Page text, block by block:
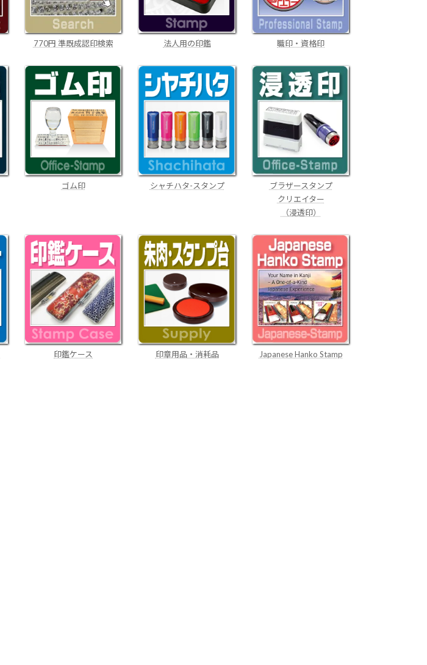
770円 準既成認印検索 法人用の印鑑 職印・資格印
ゴム印 シャチハタ-スタンプ
ブラザースタンプ
クリエイター
（浸透印）
印鑑ケース 印章用品・消耗品 Japanese Hanko Stamp